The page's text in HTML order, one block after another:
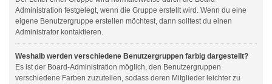
Administration festgelegt, wenn die Gruppe erstellt wird. Wenn du eine
eigene Benutzergruppe erstellen möchtest, dann solltest du einen
Administrator kontaktieren.
Weshalb werden verschiedene Benutzergruppen farbig dargestellt?
Es ist der Board-Administration möglich, den Benutzergruppen
verschiedene Farben zuzuteilen, sodass deren Mitglieder leichter zu